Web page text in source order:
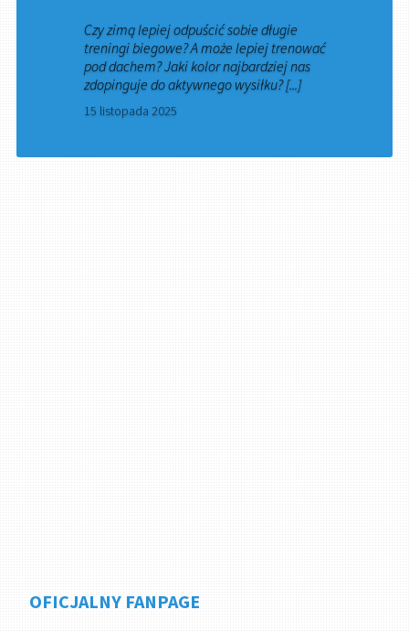
Czy zimą lepiej odpuścić sobie długie
treningi biegowe? A może lepiej trenować
pod dachem? Jaki kolor najbardziej nas
zdopinguje do aktywnego wysiłku? [...]
15 listopada 2025
OFICJALNY FANPAGE